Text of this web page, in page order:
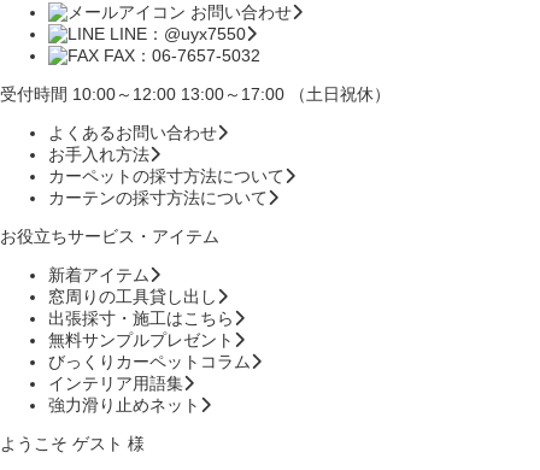
お問い合わせ
LINE：@uyx7550
FAX：06-7657-5032
受付時間 10:00～12:00 13:00～17:00 （土日祝休）
よくあるお問い合わせ
お手入れ方法
カーペットの採寸方法について
カーテンの採寸方法について
お役立ちサービス・アイテム
新着アイテム
窓周りの工具貸し出し
出張採寸・施工はこちら
無料サンプルプレゼント
びっくりカーペットコラム
インテリア用語集
強力滑り止めネット
ようこそ ゲスト 様